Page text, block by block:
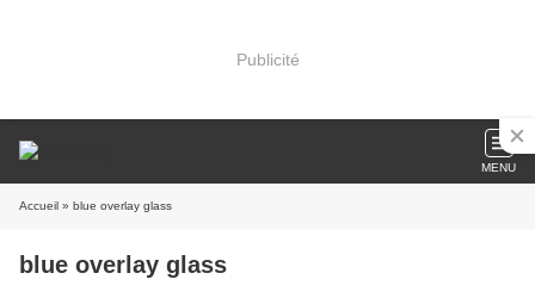
Publicité
MENU
Accueil » blue overlay glass
blue overlay glass